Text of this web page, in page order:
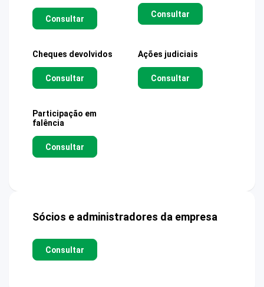
Consultar Consultar
Cheques devolvidos
Consultar
Ações judiciais
Consultar
Participação em
falência
Consultar
Sócios e administradores da empresa
Consultar